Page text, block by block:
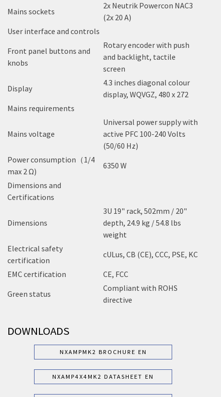
Mains sockets
2x Neutrik Powercon NAC3
(2x 20 A)
User interface and controls
Front panel buttons and
knobs
Rotary encoder with push
and backlight, tactile
screen
Display
4.3 inches diagonal colour
display, WQVGZ, 480 x 272
Mains requirements
Mains voltage
Universal power supply with
active PFC 100-240 Volts
(50/60 Hz)
Power consumption（1/4
max 2 Ω)
6350 W
Dimensions and
Certifications
Dimensions
3U 19" rack, 502mm / 20"
depth, 24.9 kg / 54.8 lbs
weight
Electrical safety
certification
cULus, CB (CE), CCC, PSE, KC
EMC certification
CE, FCC
Green status
Compliant with ROHS
directive
DOWNLOADS
NXAMPMK2 BROCHURE EN
NXAMP4X4MK2 DATASHEET EN